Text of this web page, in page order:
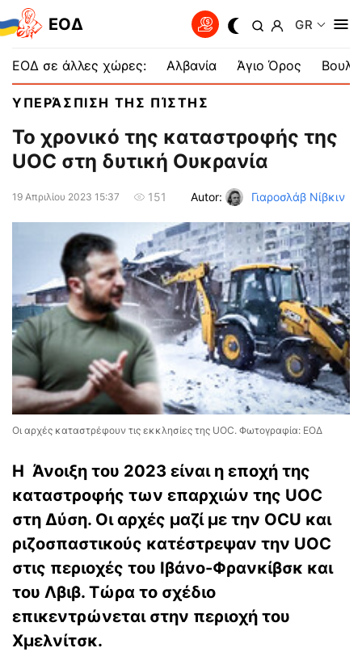
EOΔ GR
ΕΟΔ σε άλλες χώρες: Αλβανία Άγιο Όρος
ΥΠΕΡΆΣΠΙΣΗ ΤΗΣ ΠΊΣΤΗΣ
Το χρονικό της καταστροφής της
UOC στη δυτική Ουκρανία
19 Απριλίου 2023 15:37 151 Autor: Γιαροσλάβ Νίβκιν
Οι αρχές καταστρέφουν τις εκκλησίες της UOC. Φωτογραφία: ΕΟΔ
Η Άνοιξη του 2023 είναι η εποχή της
καταστροφής των επαρχιών της UOC
στη Δύση. Οι αρχές μαζί με την OCU και
ριζοσπαστικούς κατέστρεψαν την UOC
στις περιοχές του Ιβάνο-Φρανκίβσκ και
του Λβιβ. Τώρα το σχέδιο
επικεντρώνεται στην περιοχή του
Χμελνίτσκ.